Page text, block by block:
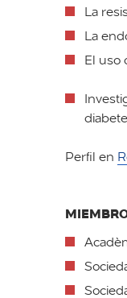
La
La
El uso
Perfil en